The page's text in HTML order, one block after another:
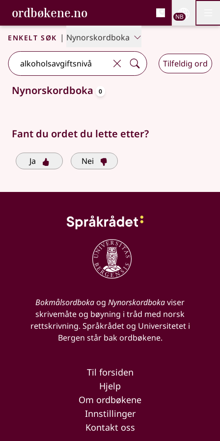
Gå til hovedinnhold
Tilgjengelighet
ordbøkene.no, Bokmålsordboka og
Bokmålsordboka og Nynorskordboka
NB
Enkelt søk | Nynorskordboka
Tilfeldig ord
Søkeforslag tilgjengelige
Nynorskordboka 0
Fant du ordet du lette etter?
Ja Nei
Bokmålsordbokaog Nynorskordbokaviser
skrivemåte og bøyning i tråd med norsk
rettskrivning. Språkrådet og Universitetet i
Bergen står bak ordbøkene.
Til forsiden
Hjelp
Om ordbøkene
Innstillinger
Kontakt oss